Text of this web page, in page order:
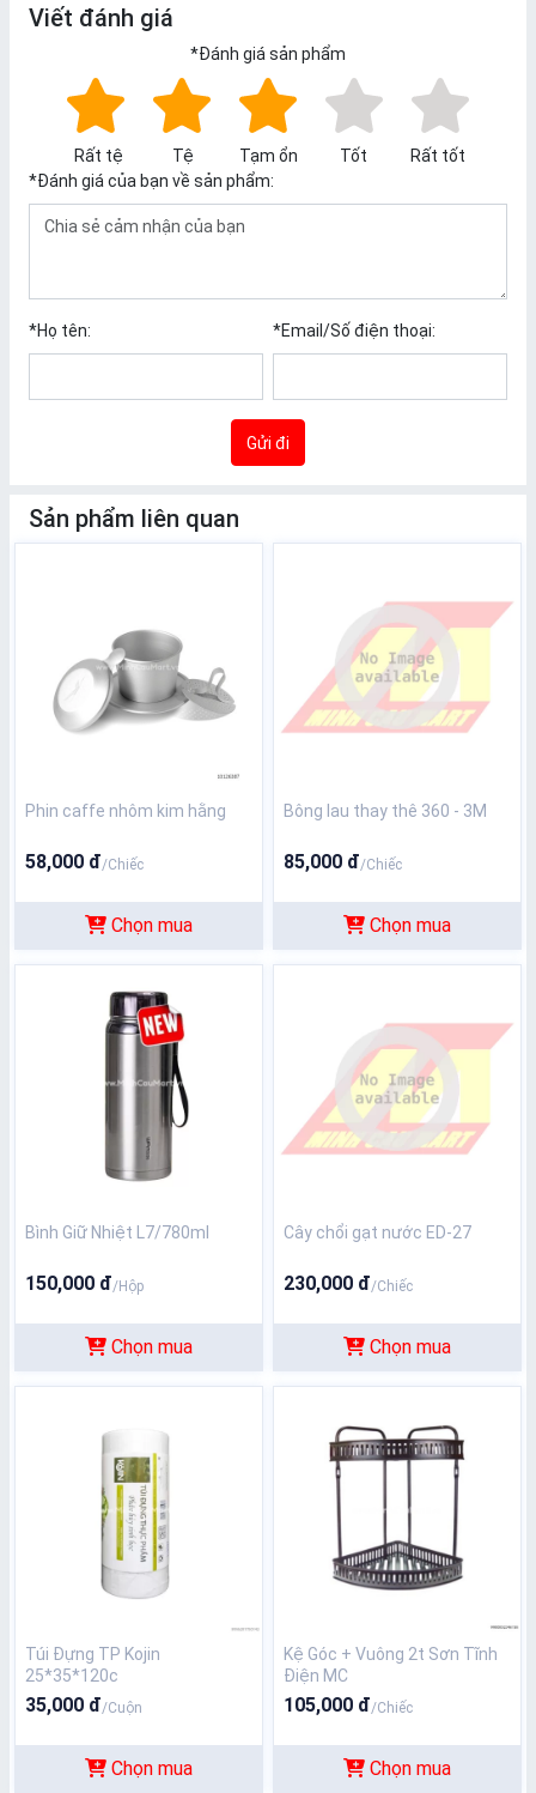
Viết đánh giá
*Đánh giá sản phẩm
Rất tệ Tệ Tạm ổn Tốt
Rất tốt
*Đánh giá của bạn về sản phẩm:
*Họ tên: *Email/Số điện thoại:
Gửi đi
Sản phẩm liên quan
Phin caffe nhôm kim hằng
58,000 đ/Chiếc
Chọn mua
Bông lau thay thê 360 - 3M
85,000 đ/Chiếc
Chọn mua
Bình Giữ Nhiệt L7/780ml
150,000 đ/Hộp
Chọn mua
Cây chổi gạt nước ED-27
230,000 đ/Chiếc
Chọn mua
Túi Đựng TP Kojin
25*35*120c
35,000 đ/Cuộn
Chọn mua
Kệ Góc + Vuông 2t Sơn Tĩnh
Điện MC
105,000 đ/Chiếc
Chọn mua